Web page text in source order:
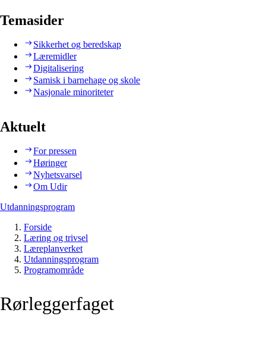
Temasider
Sikkerhet og beredskap
Læremidler
Digitalisering
Samisk i barnehage og skole
Nasjonale minoriteter
Aktuelt
For pressen
Høringer
Nyhetsvarsel
Om Udir
Utdanningsprogram
Forside
Læring og trivsel
Læreplanverket
Utdanningsprogram
Programområde
Rørleggerfaget